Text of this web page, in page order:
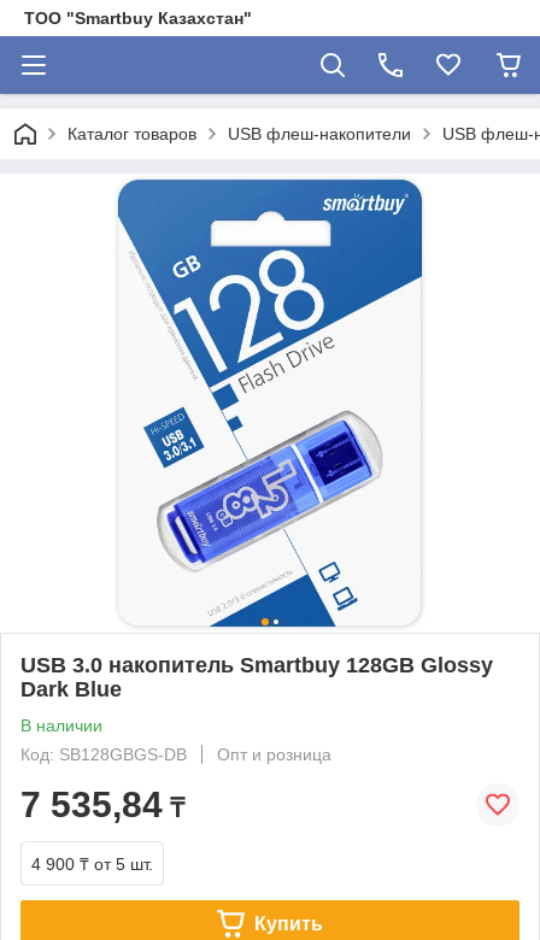
ТОО "Smartbuy Казахстан"
Каталог товаров USB флеш-накопители USB флеш-
USB 3.0 накопитель Smartbuy 128GB Glossy
Dark Blue
В наличии
Код: SB128GBGS-DB
Опт и розница
7 535,84 ₸
4 900 ₸ от 5 шт.
Купить